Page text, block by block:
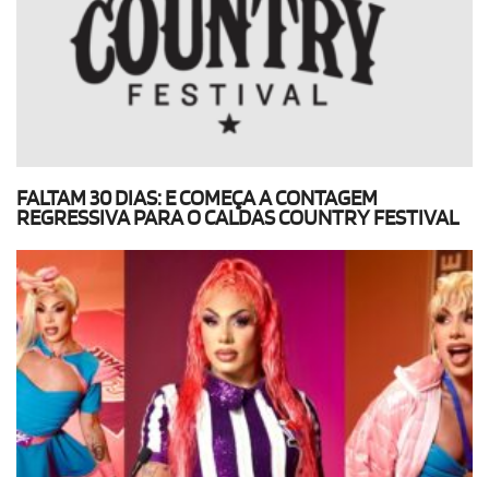
FALTAM 30 DIAS: E COMEÇA A CONTAGEM
REGRESSIVA PARA O CALDAS COUNTRY FESTIVAL